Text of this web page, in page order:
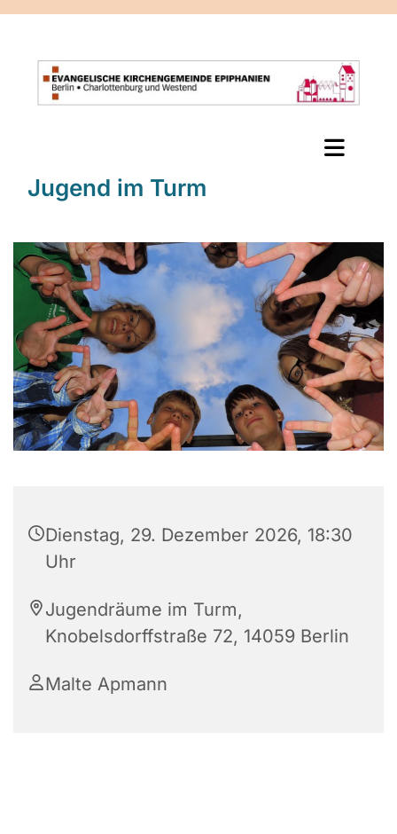
Jugend im Turm
Dienstag, 29. Dezember 2026, 18:30
Uhr
Jugendräume im Turm,
Knobelsdorffstraße 72, 14059 Berlin
Malte Apmann